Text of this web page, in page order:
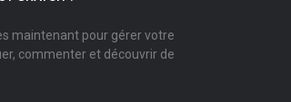
maintenant pour gérer votre
commenter et découvrir de